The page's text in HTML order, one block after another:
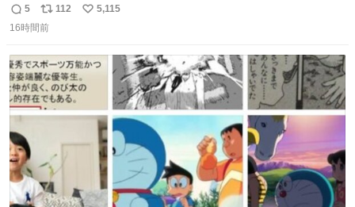
た♩
返
信
5
リ
ポ
ト
数
112
い
数
5,115
16時間前